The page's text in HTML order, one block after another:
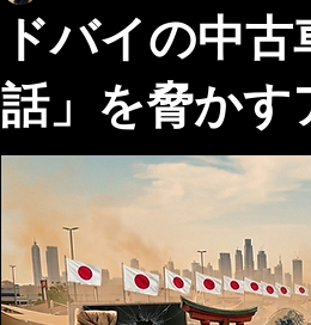
ドバイの中
話」を脅か